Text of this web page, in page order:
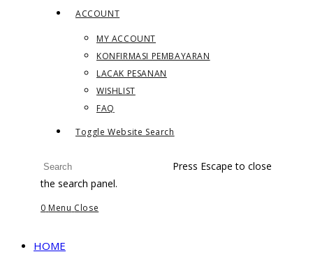
ACCOUNT
MY ACCOUNT
KONFIRMASI PEMBAYARAN
LACAK PESANAN
WISHLIST
FAQ
Toggle Website Search
Press Escape to close
the search panel.
0 Menu Close
HOME